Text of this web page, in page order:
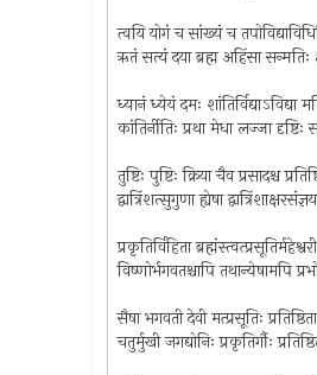
त्वयि योगं च सांख्यं च
ऋतं सत्यं दया ब्रह्म अहिंसा सन्मतिः
ध्यानं ध्येयं दमः शांतिर्विद्याऽविद्या
कांतिर्नीतिः प्रथा मेधा लज्जा
तुष्टिः पुष्टिः क्रिया चैव प्रसादश्च
द्वात्रिंशत्सुगुणा ह्येषा
प्रकृतिर्विहिता
विष्णोर्भगवतश्चापि तथान्येषामपि
सैषा भगवती देवी मत्प्रसूतिः
चतुर्मुखी जगद्योनिः प्रकृतिर्गौः